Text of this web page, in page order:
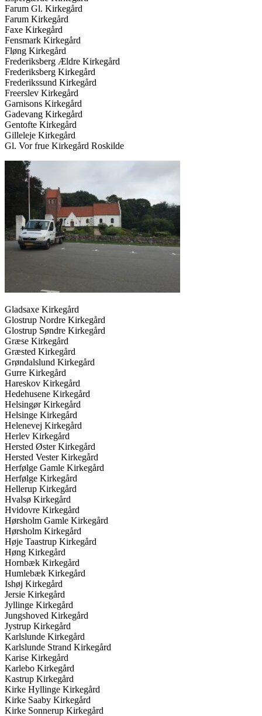
Farum Gl. Kirkegård
Farum Kirkegård
Faxe Kirkegård
Fensmark Kirkegård
Fløng Kirkegård
Frederiksberg Ældre Kirkegård
Frederiksberg Kirkegård
Frederikssund Kirkegård
Freerslev Kirkegård
Garnisons Kirkegård
Gadevang Kirkegård
Gentofte Kirkegård
Gilleleje Kirkegård
Gl. Vor frue Kirkegård Roskilde
Gladsaxe Kirkegård
Glostrup Nordre Kirkegård
Glostrup Søndre Kirkegård
Græse Kirkegård
Græsted Kirkegård
Grøndalslund Kirkegård
Gurre Kirkegård
Hareskov Kirkegård
Hedehusene Kirkegård
Helsingør Kirkegård
Helsinge Kirkegård
Helenevej Kirkegård
Herlev Kirkegård
Hersted Øster Kirkegård
Hersted Vester Kirkegård
Herfølge Gamle Kirkegård
Herfølge Kirkegård
Hellerup Kirkegård
Hvalsø Kirkegård
Hvidovre Kirkegård
Hørsholm Gamle Kirkegård
Hørsholm Kirkegård
Høje Taastrup Kirkegård
Høng Kirkegård
Hornbæk Kirkegård
Humlebæk Kirkegård
Ishøj Kirkegård
Jersie Kirkegård
Jyllinge Kirkegård
Jungshoved Kirkegård
Jystrup Kirkegård
Karlslunde Kirkegård
Karlslunde Strand Kirkegård
Karise Kirkegård
Karlebo Kirkegård
Kastrup Kirkegård
Kirke Hyllinge Kirkegård
Kirke Saaby Kirkegård
Kirke Sonnerup Kirkegård